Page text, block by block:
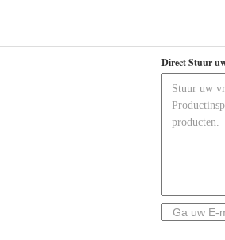
Direct Stuur